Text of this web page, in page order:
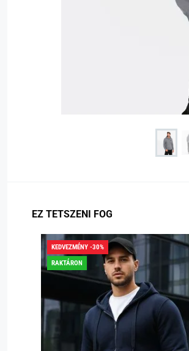
EZ TETSZENI FOG
KEDVEZMÉNY -30%
RAKTÁRON